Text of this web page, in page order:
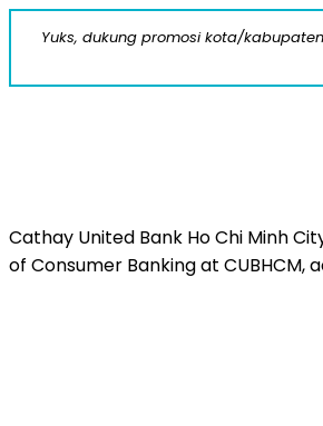
Yuks, dukung promosi kota/
Cathay United Bank Ho Chi Minh
of Consumer Banking at